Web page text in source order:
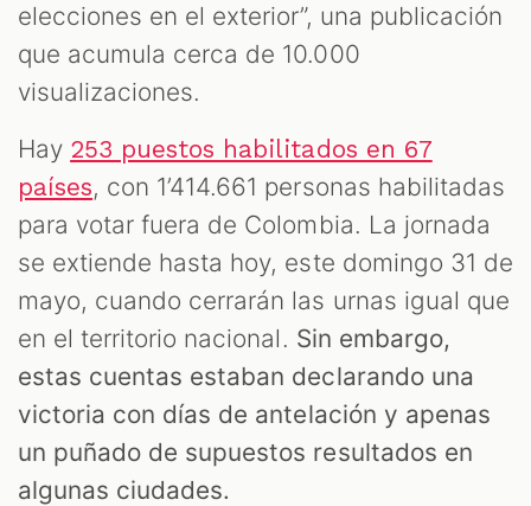
elecciones en el exterior”, una publicación
que acumula cerca de 10.000
visualizaciones.
Hay 253 puestos habilitados en 67
países, con 1’414.661 personas habilitadas
para votar fuera de Colombia. La jornada
se extiende hasta hoy, este domingo 31 de
mayo, cuando cerrarán las urnas igual que
en el territorio nacional. Sin embargo,
estas cuentas estaban declarando una
victoria con días de antelación y apenas
un puñado de supuestos resultados en
algunas ciudades.